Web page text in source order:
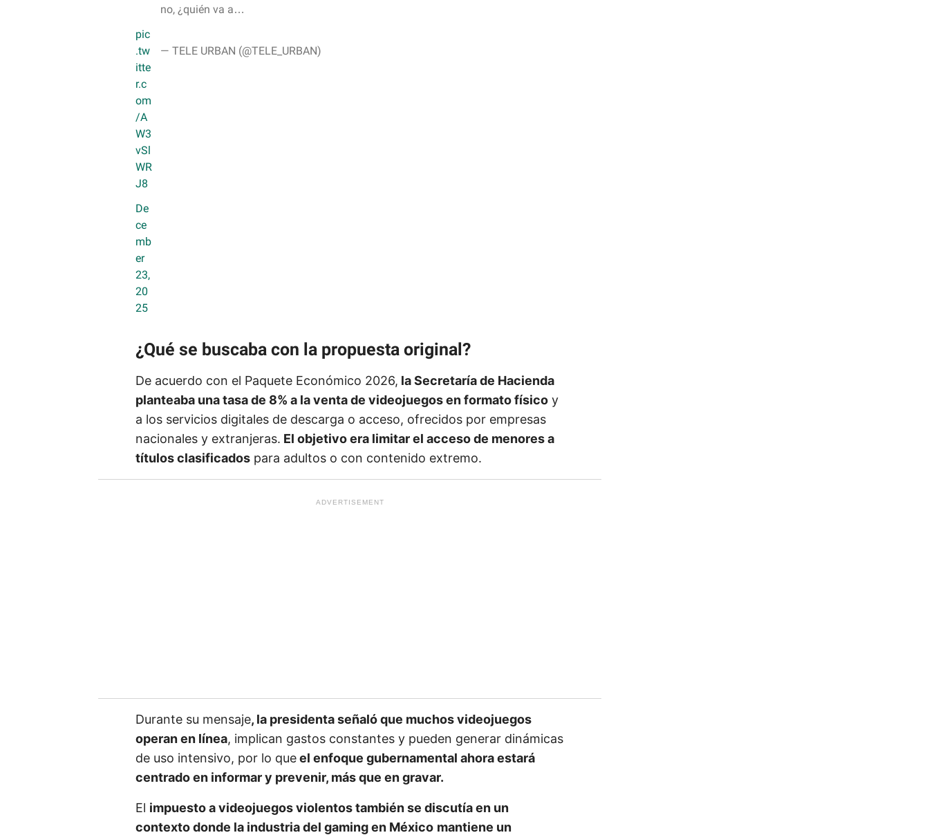
u
m
no, ¿quién va a…
pic
.tw
itte
r.c
om
/A
W3
vSl
WR
J8
— TELE URBAN (@TELE_URBAN)
De
ce
mb
er
23,
20
25
¿Qué se buscaba con la propuesta original?
De acuerdo con el Paquete Económico 2026, la Secretaría de Hacienda
planteaba una tasa de 8% a la venta de videojuegos en formato físico y
a los servicios digitales de descarga o acceso, ofrecidos por empresas
nacionales y extranjeras. El objetivo era limitar el acceso de menores a
títulos clasificados para adultos o con contenido extremo.
Durante su mensaje, la presidenta señaló que muchos videojuegos
operan en línea, implican gastos constantes y pueden generar dinámicas
de uso intensivo, por lo queel enfoque gubernamental ahora estará
centrado en informar y prevenir, más que en gravar.
El impuesto a videojuegos violentostambién se discutía en un
contexto donde la industria del gaming en México mantiene un